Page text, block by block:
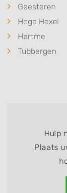
Geesteren
Hoge Hexel
Hertme
Tubbergen
Hulp
Plaats